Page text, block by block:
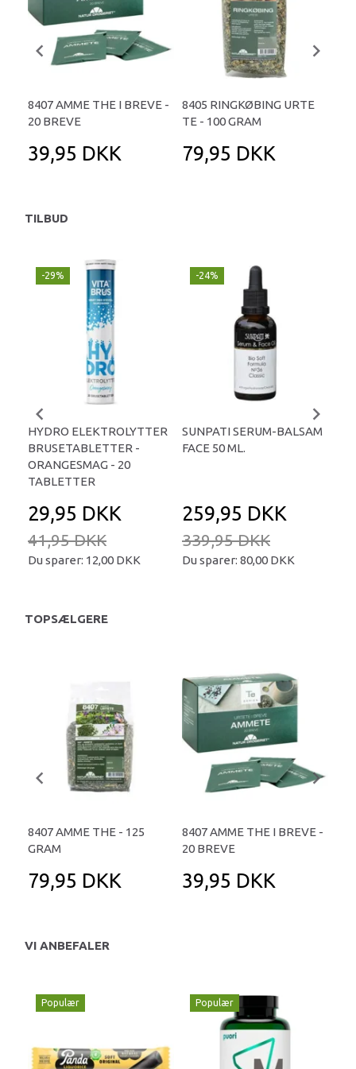
8407 AMME THE I BREVE -
20 BREVE
39,95 DKK
8405 RINGKØBING URTE
TE - 100 GRAM
79,95 DKK
TILBUD
-29%
HYDRO ELEKTROLYTTER
BRUSETABLETTER -
ORANGESMAG - 20
TABLETTER
29,95 DKK
41,95 DKK
Du sparer: 12,00 DKK
-24%
SUNPATI SERUM-BALSAM
FACE 50 ML.
259,95 DKK
339,95 DKK
Du sparer: 80,00 DKK
TOPSÆLGERE
8407 AMME THE - 125
GRAM
79,95 DKK
8407 AMME THE I BREVE -
20 BREVE
39,95 DKK
VI ANBEFALER
Populær Populær